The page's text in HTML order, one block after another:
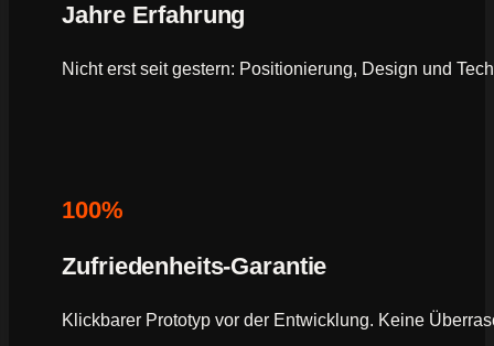
Jahre Erfahrung
Nicht erst seit gestern: Positionierung, Design und
100%
Zufriedenheits-Garantie
Klickbarer Prototyp vor der Entwicklung. Keine